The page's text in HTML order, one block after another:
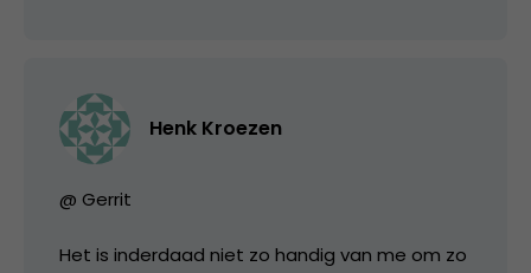
Henk Kroezen
@ Gerrit
Het is inderdaad niet zo handig van me om zo